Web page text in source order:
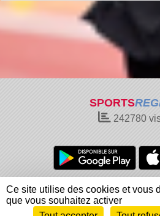
SPORTS
242780
Charte cookies
Informations légales
Signaler
Ce site utilise des cookies et vous
que vous souhaitez activer